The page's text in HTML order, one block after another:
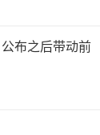
布之后带动前